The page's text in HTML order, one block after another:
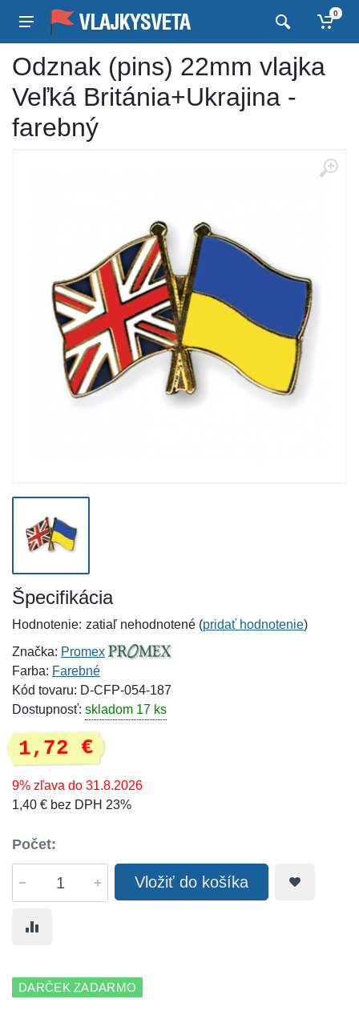
0
Odznak (pins) 22mm vlajka
Veľká Británia+Ukrajina -
farebný
Špecifikácia
Hodnotenie: zatiaľ nehodnotené (pridať hodnotenie)
Značka: Promex
Farba: Farebné
Kód tovaru: D-CFP-054-187
Dostupnosť: skladom 17 ks
1,72 €
9% zľava do 31.8.2026
1,40 € bez DPH 23%
Počet:
Vložiť do košíka
DARČEK ZADARMO